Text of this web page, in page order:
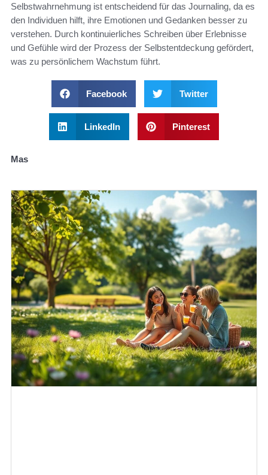
Selbstwahrnehmung ist entscheidend für das Journaling, da es
den Individuen hilft, ihre Emotionen und Gedanken besser zu
verstehen. Durch kontinuierliches Schreiben über Erlebnisse
und Gefühle wird der Prozess der Selbstentdeckung gefördert,
was zu persönlichem Wachstum führt.
Facebook Twitter
LinkedIn Pinterest
Mas